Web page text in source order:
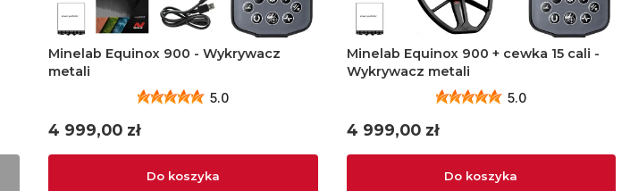
Minelab Equinox 900 - Wykrywacz
metali
5.0
Cena
4 999,00 zł
Do koszyka
Minelab Equinox 900 + cewka 15 cali -
Wykrywacz metali
5.0
Cena
4 999,00 zł
Do koszyka